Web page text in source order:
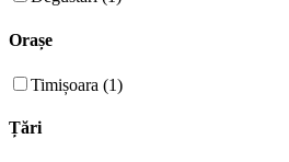
Orașe
Timișoara (1)
Țări